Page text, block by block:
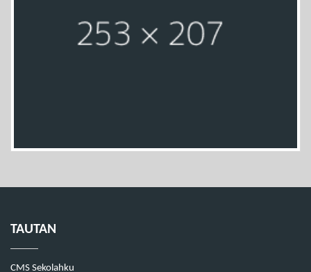
TAUTAN
CMS Sekolahku